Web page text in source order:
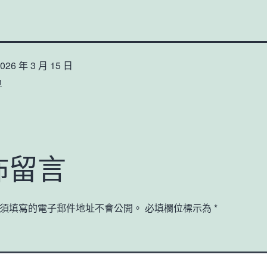
年 3 月 15 日
留言
填寫的電子郵件地址不會公開。 必填欄位標示為 *